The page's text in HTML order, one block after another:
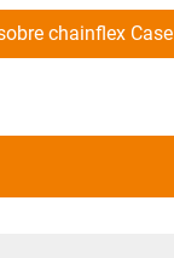
chainflex Case